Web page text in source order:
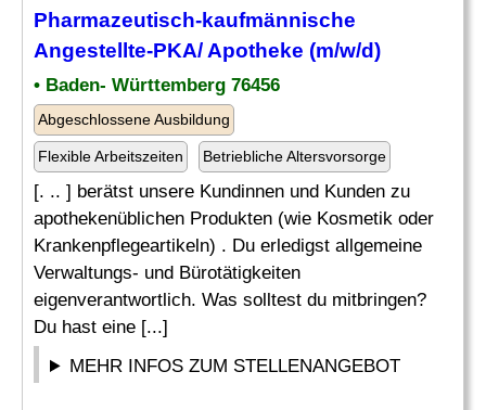
Pharmazeutisch-kaufmännische
Angestellte-PKA/ Apotheke (m/w/d)
• Baden- Württemberg 76456
Abgeschlossene Ausbildung
Flexible Arbeitszeiten Betriebliche Altersvorsorge
[. .. ] berätst unsere Kundinnen und Kunden zu
apothekenüblichen Produkten (wie Kosmetik oder
Krankenpflegeartikeln) . Du erledigst allgemeine
Verwaltungs- und Bürotätigkeiten
eigenverantwortlich. Was solltest du mitbringen?
Du hast eine [...]
MEHR INFOS ZUM STELLENANGEBOT